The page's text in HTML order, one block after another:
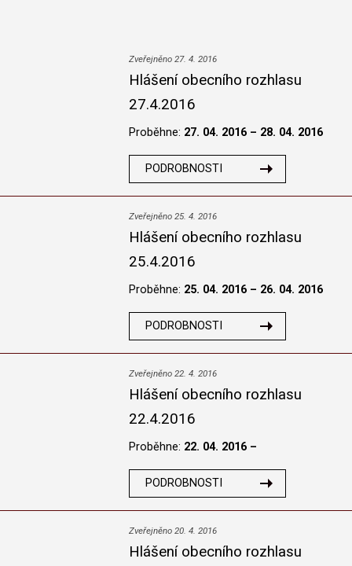
Zveřejněno 27. 4. 2016
Hlášení obecního rozhlasu
27.4.2016
Proběhne: 27. 04. 2016 – 28. 04. 2016
PODROBNOSTI
Zveřejněno 25. 4. 2016
Hlášení obecního rozhlasu
25.4.2016
Proběhne: 25. 04. 2016 – 26. 04. 2016
PODROBNOSTI
Zveřejněno 22. 4. 2016
Hlášení obecního rozhlasu
22.4.2016
Proběhne: 22. 04. 2016 –
PODROBNOSTI
Zveřejněno 20. 4. 2016
Hlášení obecního rozhlasu